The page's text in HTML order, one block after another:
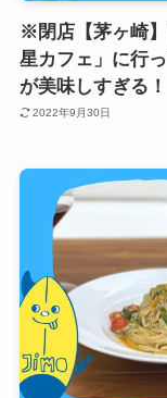
※閉店【茅ヶ崎
星カフェ」に行
が美味しすぎる！
2022年9月30日